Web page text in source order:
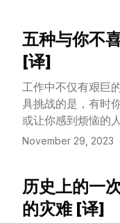
五种与你不
[译]
工作中不仅有艰巨
具挑战的是，有时
或让你感到烦恼的
November 29, 2023
View Article
历史上的一
的灾难 [译]
View Article